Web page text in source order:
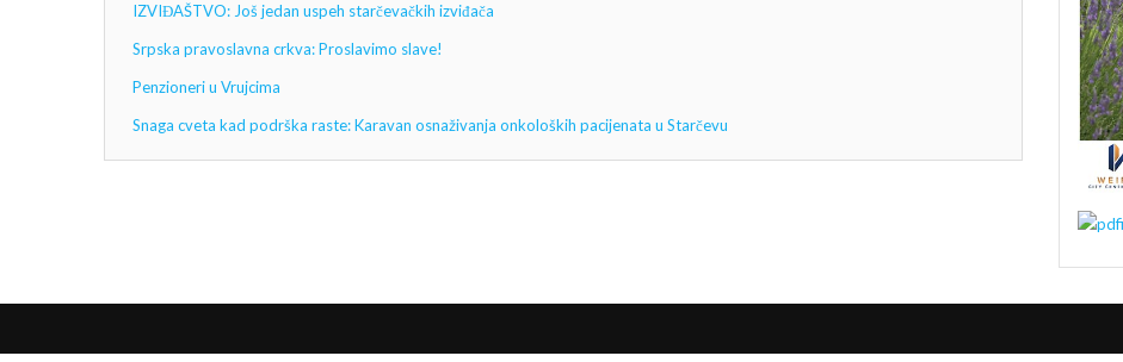
IZVIĐAŠTVO: Još jedan uspeh starčevačkih izviđača
Srpska pravoslavna crkva: Proslavimo slave!
Penzioneri u Vrujcima
Snaga cveta kad podrška raste: Karavan osnaživanja onkoloških pacijenata u Starčevu